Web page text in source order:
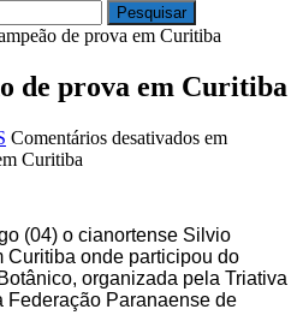
de prova em Curitiba
de prova em Curitiba
Comentários desativados em
Curitiba
(04) o cianortense Silvio
Curitiba onde participou do
organizada pela Triativa
Federação Paranaense de